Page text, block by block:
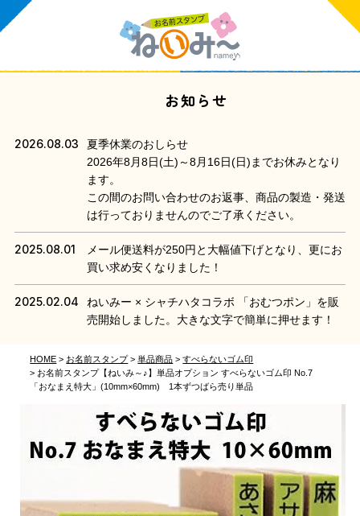
お知らせ
2026.08.03
夏季休業のおしらせ
2026年8月8日(土)～8月16日(日)までお休みとなり
ます。
この間のお問い合わせのお返事、商品の製造・発送
は行っておりませんのでご了承ください。
2025.08.01
メール便送料が250円と大幅値下げとなり、更にお
買い求め安くなりました！
2025.02.04
ねいみー × シャチハタコラボ 「おむつポン」を販
売開始しました。大きな文字で簡単に押せます！
HOME お名前スタンプ 単品商品
すべらないゴム印
お名前スタンプ【ねいみ～♪】単品オプション すべらないゴム印 No.7
「おなまえ特大」(10mm×60mm) 1本ずつばら売り単品